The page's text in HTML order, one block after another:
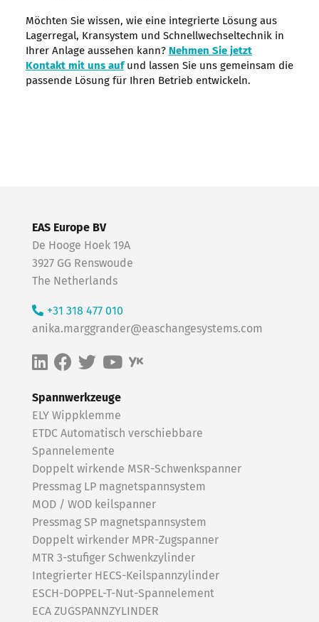
Möchten Sie wissen, wie eine integrierte Lösung aus
Lagerregal, Kransystem und Schnellwechseltechnik in
Ihrer Anlage aussehen kann? Nehmen Sie jetzt
Kontakt mit uns aufund lassen Sie uns gemeinsam die
passende Lösung für Ihren Betrieb entwickeln.
Spannwerkzeuge
ELY Wippklemme
ETDC Automatisch verschiebbare
Spannelemente
Doppelt wirkende MSR-Schwenkspanner
Pressmag LP magnetspannsystem
MOD / WOD keilspanner
Pressmag SP magnetspannsystem
Doppelt wirkender MPR-Zugspanner
MTR 3-stufiger Schwenkzylinder
Integrierter HECS-Keilspannzylinder
ESCH-DOPPEL-T-Nut-Spannelement
ECA ZUGSPANNZYLINDER
EAS Europe BV
De Hooge Hoek 19A
3927 GG Renswoude
The Netherlands
+31 318 477 010
anika.marggrander@easchangesystems.com